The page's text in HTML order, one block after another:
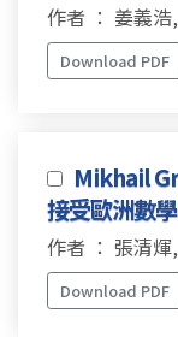
作者 ： 姜義浩
Download PDF
Mikhail
接受歐洲數
作者 ： 張清
Download PDF